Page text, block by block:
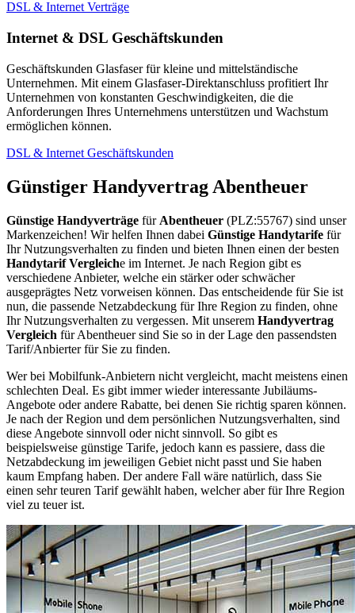
DSL & Internet Verträge
Internet & DSL Geschäftskunden
Geschäftskunden Glasfaser für kleine und mittelständische
Unternehmen. Mit einem Glasfaser-Direktanschluss profitiert Ihr
Unternehmen von konstanten Geschwindigkeiten, die die
Anforderungen Ihres Unternehmens unterstützen und Wachstum
ermöglichen können.
DSL & Internet Geschäftskunden
Günstiger Handyvertrag Abentheuer
Günstige Handyverträge für Abentheuer (PLZ:55767) sind unser
Markenzeichen! Wir helfen Ihnen dabei Günstige Handytarife für
Ihr Nutzungsverhalten zu finden und bieten Ihnen einen der besten
Handytarif Vergleiche im Internet. Je nach Region gibt es
verschiedene Anbieter, welche ein stärker oder schwächer
ausgeprägtes Netz vorweisen können. Das entscheidende für Sie ist
nun, die passende Netzabdeckung für Ihre Region zu finden, ohne
Ihr Nutzungsverhalten zu vergessen. Mit unserem Handyvertrag
Vergleich für Abentheuer sind Sie so in der Lage den passendsten
Tarif/Anbierter für Sie zu finden.
Wer bei Mobilfunk-Anbietern nicht vergleicht, macht meistens einen
schlechten Deal. Es gibt immer wieder interessante Jubiläums-
Angebote oder andere Rabatte, bei denen Sie richtig sparen können.
Je nach der Region und dem persönlichen Nutzungsverhalten, sind
diese Angebote sinnvoll oder nicht sinnvoll. So gibt es
beispielsweise günstige Tarife, jedoch kann es passiere, dass die
Netzabdeckung im jeweiligen Gebiet nicht passt und Sie haben
kaum Empfang haben. Der andere Fall wäre natürlich, dass Sie
einen sehr teuren Tarif gewählt haben, welcher aber für Ihre Region
viel zu teuer ist.